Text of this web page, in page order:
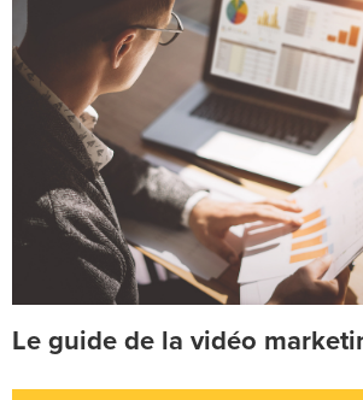
Le guide de la vidéo